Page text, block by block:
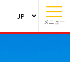
メニュー